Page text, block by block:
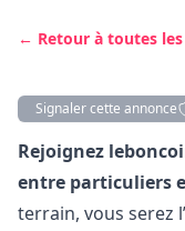
← Retour à toutes
Signaler cette annonce
Description
Rejoignez
entre particuliers
terrain, vous serez